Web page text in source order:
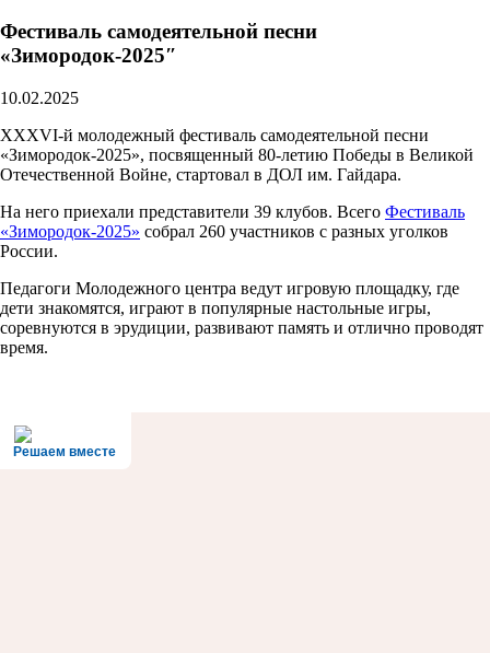
Фестиваль самодеятельной песни
«Зимородок-2025″
10.02.2025
ХХXVI-й молодежный фестиваль самодеятельной песни
«Зимородок-2025», посвященный 80-летию Победы в Великой
Отечественной Войне, стартовал в ДОЛ им. Гайдара.
На него приехали представители 39 клубов. Всего Фестиваль
«Зимородок-2025» собрал 260 участников с разных уголков
России.
Педагоги Молодежного центра ведут игровую площадку, где
дети знакомятся, играют в популярные настольные игры,
соревнуются в эрудиции, развивают память и отлично проводят
время.
Решаем вместе